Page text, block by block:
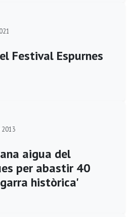
Festival Espurnes
aigua del
per abastir 40
històrica'